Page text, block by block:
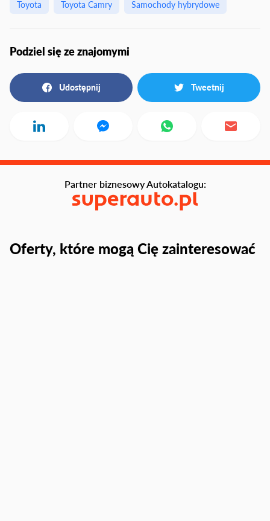
Toyota Toyota Camry Samochody hybrydowe
Podziel się ze znajomymi
Udostępnij Tweetnij
Oferty, które mogą Cię zainteresować
Partner biznesowy Autokatalogu: